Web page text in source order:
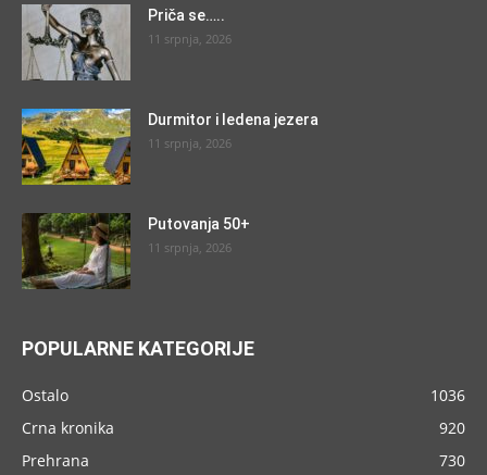
Priča se…..
11 srpnja, 2026
Durmitor i ledena jezera
11 srpnja, 2026
Putovanja 50+
11 srpnja, 2026
POPULARNE KATEGORIJE
Ostalo
1036
Crna kronika
920
Prehrana
730